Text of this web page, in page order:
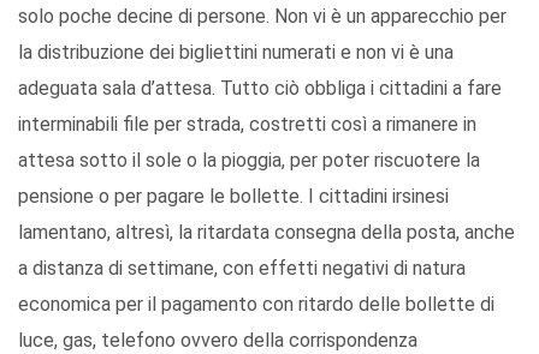
solo poche decine di persone. Non vi è un apparecchio per
la distribuzione dei bigliettini numerati e non vi è una
adeguata sala d’attesa. Tutto ciò obbliga i cittadini a fare
interminabili file per strada, costretti così a rimanere in
attesa sotto il sole o la pioggia, per poter riscuotere la
pensione o per pagare le bollette. I cittadini irsinesi
lamentano, altresì, la ritardata consegna della posta, anche
a distanza di settimane, con effetti negativi di natura
economica per il pagamento con ritardo delle bollette di
luce, gas, telefono ovvero della corrispondenza